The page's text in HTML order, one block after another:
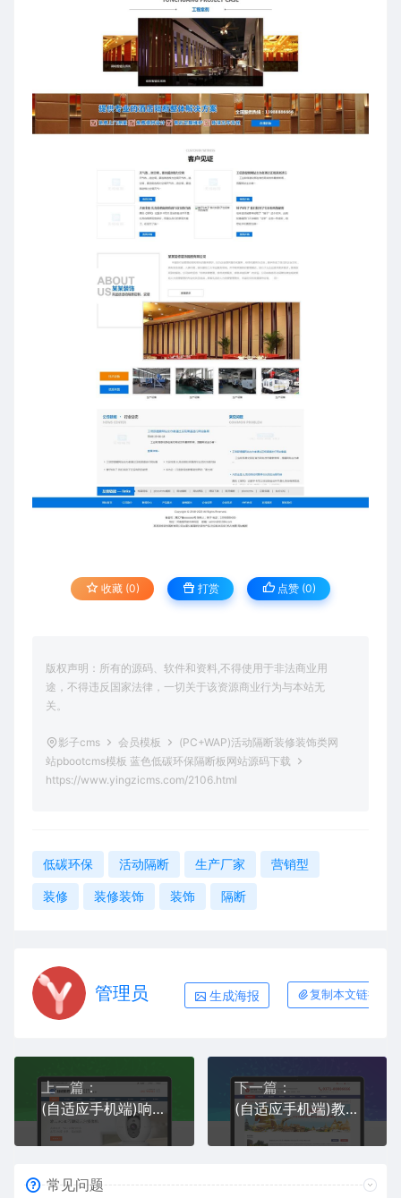
收藏 (0) 打赏 点赞 (0)
版权声明：所有的源码、软件和资料,不得使用于非法商业用
途，不得违反国家法律，一切关于该资源商业行为与本站无
关。
影子cms 会员模板
(PC+WAP)活动隔断装修装饰类网
站pbootcms模板 蓝色低碳环保隔断板网站源码下载
https://www.yingzicms.com/2106.html
低碳环保 活动隔断 生产厂家 营销型
装修 装修装饰 装饰 隔断
管理员 生成海报 复制本文链接
上一篇：
(自适应手机端)响应式智能摄像头设备pbootcms网站模板 蓝色安全防盗电子探头设备网站源码下载
下一篇：
(自适应手机端)教育咨询出国留学类网站pbootcms模板 招生学校网站源码下载
常见问题